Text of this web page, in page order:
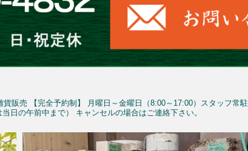
貨販売 【完全予約制】 月曜日～金曜日（8:00～17:00）スタッフ常駐
日の午前中まで）
キャンセルの場合はご連絡下さい。